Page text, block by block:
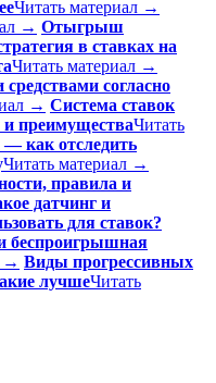
Читать материал →
→ Отыгрыш
в ставках на
Читать материал →
согласно
→ Система ставок
и преимуществаЧитать
как отследить
Читать материал →
правила и
датчинг и
для ставок?
беспроигрышная
→ Виды прогрессивных
лучшеЧитать